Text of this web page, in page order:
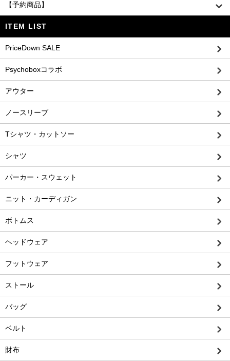
【予約商品】
ITEM LIST
PriceDown SALE
Psychoboxコラボ
アウター
ノースリーブ
Tシャツ・カットソー
シャツ
パーカー・スウェット
ニット・カーディガン
ボトムス
ヘッドウェア
フットウェア
ストール
バッグ
ベルト
財布